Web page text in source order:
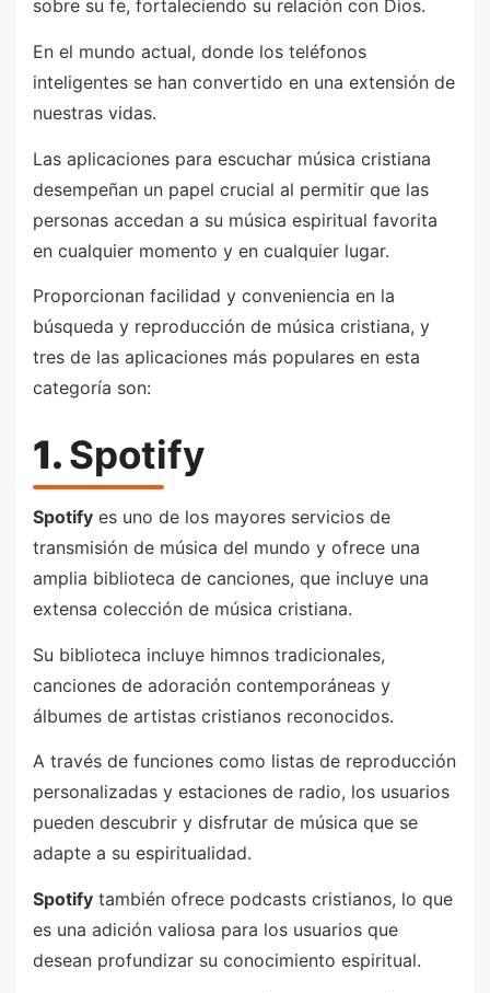
sobre su fe, fortaleciendo su relación con Dios.
En el mundo actual, donde los teléfonos
inteligentes se han convertido en una extensión de
nuestras vidas.
Las aplicaciones para escuchar música cristiana
desempeñan un papel crucial al permitir que las
personas accedan a su música espiritual favorita
en cualquier momento y en cualquier lugar.
Proporcionan facilidad y conveniencia en la
búsqueda y reproducción de música cristiana, y
tres de las aplicaciones más populares en esta
categoría son:
1.Spotify
Spotify es uno de los mayores servicios de
transmisión de música del mundo y ofrece una
amplia biblioteca de canciones, que incluye una
extensa colección de música cristiana.
Su biblioteca incluye himnos tradicionales,
canciones de adoración contemporáneas y
álbumes de artistas cristianos reconocidos.
A través de funciones como listas de reproducción
personalizadas y estaciones de radio, los usuarios
pueden descubrir y disfrutar de música que se
adapte a su espiritualidad.
Spotify también ofrece podcasts cristianos, lo que
es una adición valiosa para los usuarios que
desean profundizar su conocimiento espiritual.